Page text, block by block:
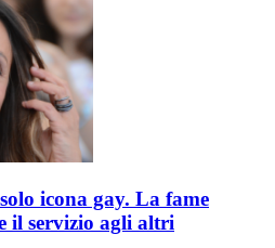
icona gay. La fame
il servizio agli altri